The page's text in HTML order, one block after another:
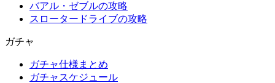
バアル・ゼブルの攻略
スロータードライブの攻略
ガチャ
ガチャ仕様まとめ
ガチャスケジュール